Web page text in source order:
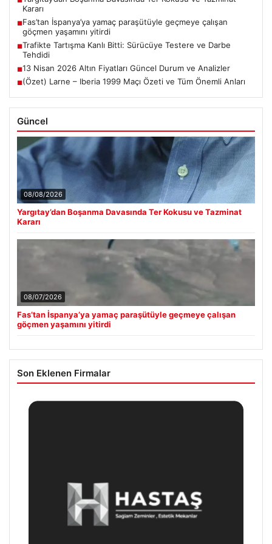
Kararı
■Fas’tan İspanya’ya yamaç paraşütüyle geçmeye çalışan
göçmen yaşamını yitirdi
■Trafikte Tartışma Kanlı Bitti: Sürücüye Testere ve Darbe
Tehdidi
■13 Nisan 2026 Altın Fiyatları Güncel Durum ve Analizler
■(Özet) Larne – Iberia 1999 Maçı Özeti ve Tüm Önemli Anları
Güncel
08/08/2026
Yargıtay’dan Boşanma Davasında Ter Kokusu ve Tazminat
Kararı
08/07/2026
Fas’tan İspanya’ya yamaç paraşütüyle geçmeye çalışan
göçmen yaşamını yitirdi
Son Eklenen Firmalar